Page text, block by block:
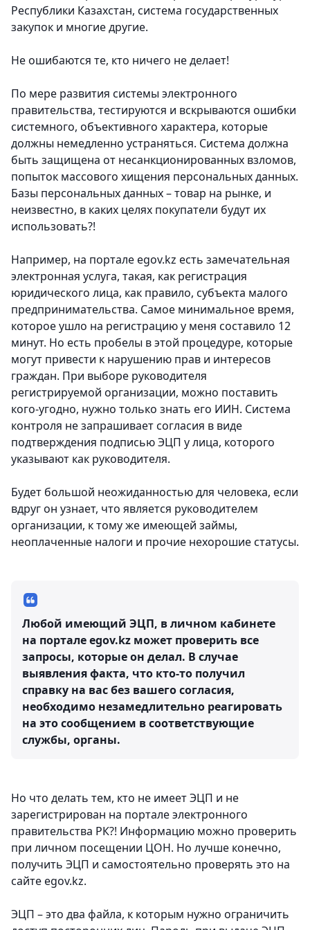
Республики Казахстан, система государственных
закупок и многие другие.
Не ошибаются те, кто ничего не делает!
По мере развития системы электронного
правительства, тестируются и вскрываются ошибки
системного, объективного характера, которые
должны немедленно устраняться. Система должна
быть защищена от несанкционированных взломов,
попыток массового хищения персональных данных.
Базы персональных данных – товар на рынке, и
неизвестно, в каких целях покупатели будут их
использовать?!
Например, на портале egov.kz есть замечательная
электронная услуга, такая, как регистрация
юридического лица, как правило, субъекта малого
предпринимательства. Самое минимальное время,
которое ушло на регистрацию у меня составило 12
минут. Но есть пробелы в этой процедуре, которые
могут привести к нарушению прав и интересов
граждан. При выборе руководителя
регистрируемой организации, можно поставить
кого-угодно, нужно только знать его ИИН. Система
контроля не запрашивает согласия в виде
подтверждения подписью ЭЦП у лица, которого
указывают как руководителя.
Будет большой неожиданностью для человека, если
вдруг он узнает, что является руководителем
организации, к тому же имеющей займы,
неоплаченные налоги и прочие нехорошие статусы.
Любой имеющий ЭЦП, в личном кабинете
на портале egov.kz может проверить все
запросы, которые он делал. В случае
выявления факта, что кто-то получил
справку на вас без вашего согласия,
необходимо незамедлительно реагировать
на это сообщением в соответствующие
службы, органы.
Но что делать тем, кто не имеет ЭЦП и не
зарегистрирован на портале электронного
правительства РК?! Информацию можно проверить
при личном посещении ЦОН. Но лучше конечно,
получить ЭЦП и самостоятельно проверять это на
сайте egov.kz.
ЭЦП – это два файла, к которым нужно ограничить